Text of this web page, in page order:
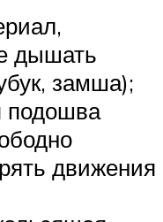
дышать
замша);
подошва
движения